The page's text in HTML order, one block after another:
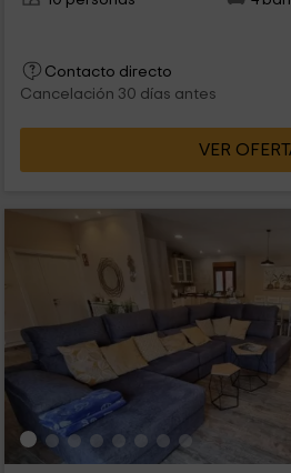
Contacto directo
Cancelación 30 días antes
VER